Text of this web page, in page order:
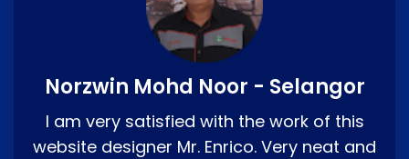
Norzwin Mohd Noor - Selangor
I am very satisfied with the work of this
website designer Mr. Enrico. Very neat and